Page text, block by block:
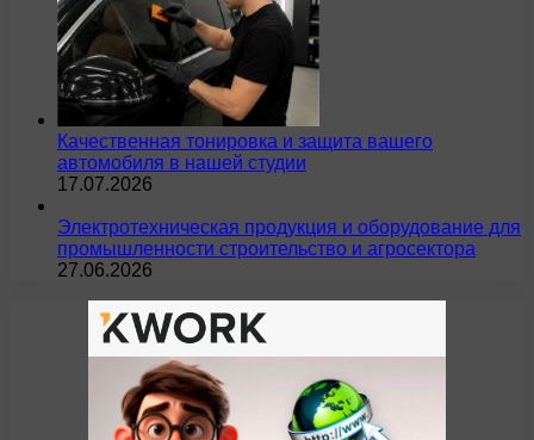
Качественная тонировка и защита вашего
автомобиля в нашей студии
17.07.2026
Электротехническая продукция и оборудование для
промышленности строительство и агросектора
27.06.2026